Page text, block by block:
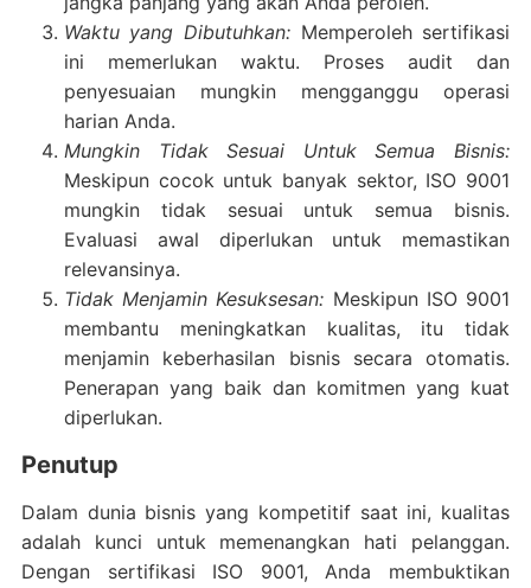
Waktu yang Dibutuhkan: Memperoleh sertifikasi
ini memerlukan waktu. Proses audit dan
penyesuaian mungkin mengganggu operasi
harian Anda.
Mungkin Tidak Sesuai Untuk Semua Bisnis:
Meskipun cocok untuk banyak sektor, ISO 9001
mungkin tidak sesuai untuk semua bisnis.
Evaluasi awal diperlukan untuk memastikan
relevansinya.
Tidak Menjamin Kesuksesan: Meskipun ISO 9001
membantu meningkatkan kualitas, itu tidak
menjamin keberhasilan bisnis secara otomatis.
Penerapan yang baik dan komitmen yang kuat
diperlukan.
Penutup
Dalam dunia bisnis yang kompetitif saat ini, kualitas
adalah kunci untuk memenangkan hati pelanggan.
Dengan sertifikasi ISO 9001, Anda membuktikan